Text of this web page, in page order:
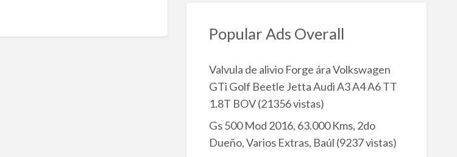
Popular Ads Overall
Valvula de alivio Forge ára Volkswagen
GTi Golf Beetle Jetta Audi A3 A4 A6 TT
1.8T BOV(21356 vistas)
Gs 500 Mod 2016, 63.000 Kms, 2do
Dueño, Varios Extras, Baúl (9237 vistas)